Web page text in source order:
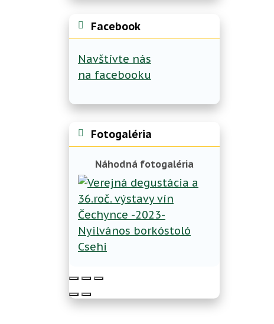
Facebook
Navštívte nás
na facebooku
Fotogaléria
Náhodná fotogaléria